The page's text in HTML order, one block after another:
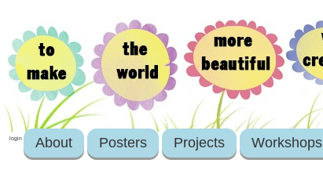
login About Posters Projects Workshops